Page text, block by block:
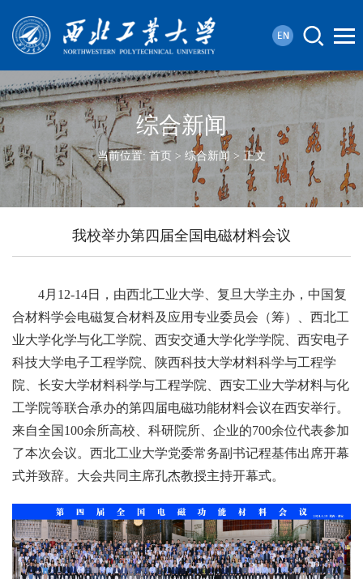
综合新闻
当前位置: 首页 > 综合新闻 > 正文
我校举办第四届全国电磁材料会议
4月12-14日，由西北工业大学、复旦大学主办，中国复
合材料学会电磁复合材料及应用专业委员会（筹）、西北工
业大学化学与化工学院、西安交通大学化学学院、西安电子
科技大学电子工程学院、陕西科技大学材料科学与工程学
院、长安大学材料科学与工程学院、西安工业大学材料与化
工学院等联合承办的第四届电磁功能材料会议在西安举行。
来自全国100余所高校、科研院所、企业的700余位代表参加
了本次会议。西北工业大学党委常务副书记程基伟出席开幕
式并致辞。大会共同主席孔杰教授主持开幕式。